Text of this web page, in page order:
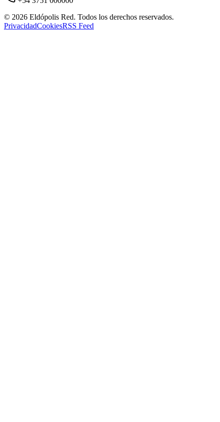
© 2026 Eldópolis Red. Todos los derechos reservados.
PrivacidadCookiesRSS Feed